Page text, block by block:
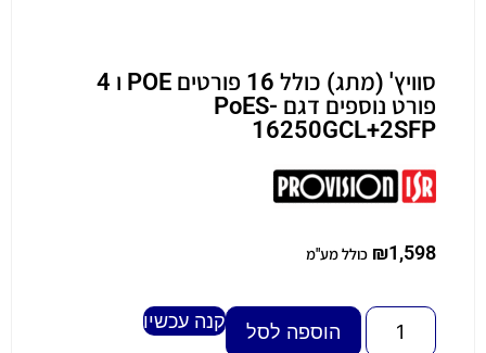
סוויץ' (מתג) כולל 16 פורטים POE ו 4
פורט נוספים דגם PoES-
16250GCL+2SFP
₪1,598 כולל מע"מ
הוספה לסל קנה עכשיו